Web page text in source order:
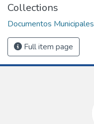
Collections
Documentos Municipales
Full item page